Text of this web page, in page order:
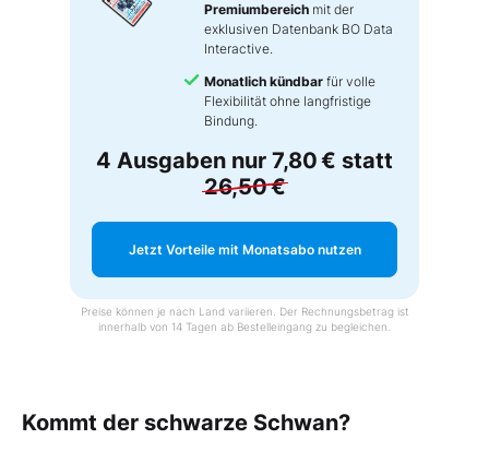
Premiumbereich mit der
exklusiven Datenbank BO Data
Interactive.
Monatlich kündbar für volle
Flexibilität ohne langfristige
Bindung.
4 Ausgaben nur 7,80 € statt
26,50 €
Jetzt Vorteile mit Monatsabo nutzen
Preise können je nach Land variieren. Der Rechnungsbetrag ist
innerhalb von 14 Tagen ab Bestelleingang zu begleichen.
Kommt der schwarze Schwan?